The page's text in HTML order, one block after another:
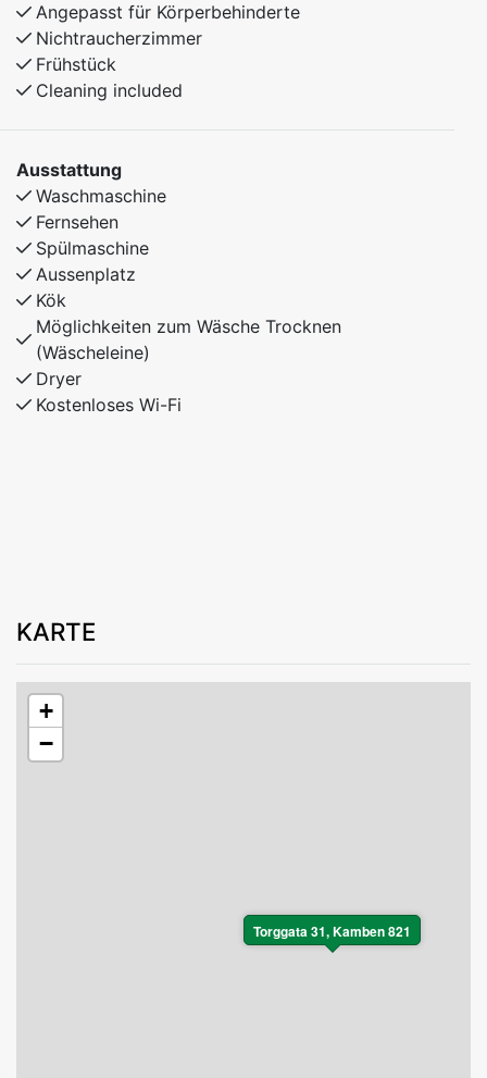
Angepasst für Körperbehinderte
Nichtraucherzimmer
Frühstück
Cleaning included
Ausstattung
Waschmaschine
Fernsehen
Spülmaschine
Aussenplatz
Kök
Möglichkeiten zum Wäsche Trocknen
(Wäscheleine)
Dryer
Kostenloses Wi-Fi
KARTE
Torggata 31, Kamben 821
+
−